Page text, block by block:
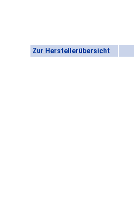
Zur Herstellerübersicht